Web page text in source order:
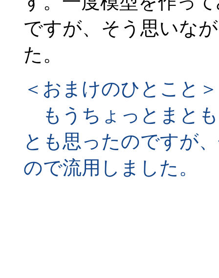
ですが、そう思いな
た。
＜おまけのひとこと＞
もうちょっとまと
とも思ったのですが
ので流用しました。